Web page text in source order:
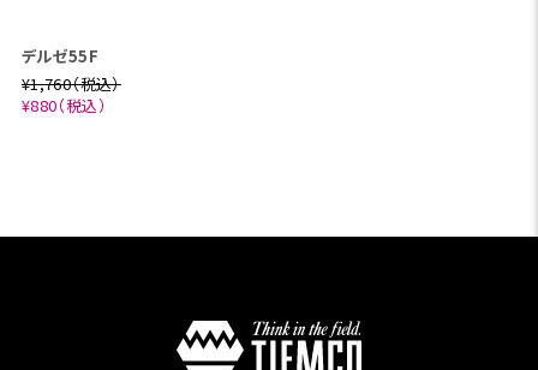
デルゼ55F
¥1,760（税込）
¥880（税込）